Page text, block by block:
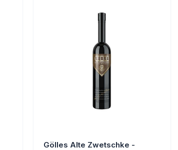
Gölles Alte Zwetschke -